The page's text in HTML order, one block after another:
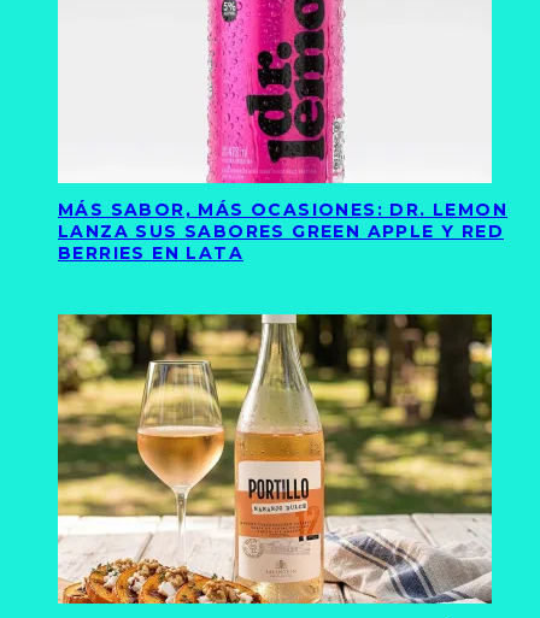
MÁS SABOR, MÁS OCASIONES: DR. LEMON
LANZA SUS SABORES GREEN APPLE Y RED
BERRIES EN LATA